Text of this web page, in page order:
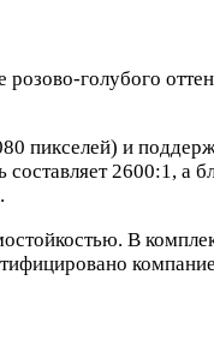
голубого
и
2600:1, а
В